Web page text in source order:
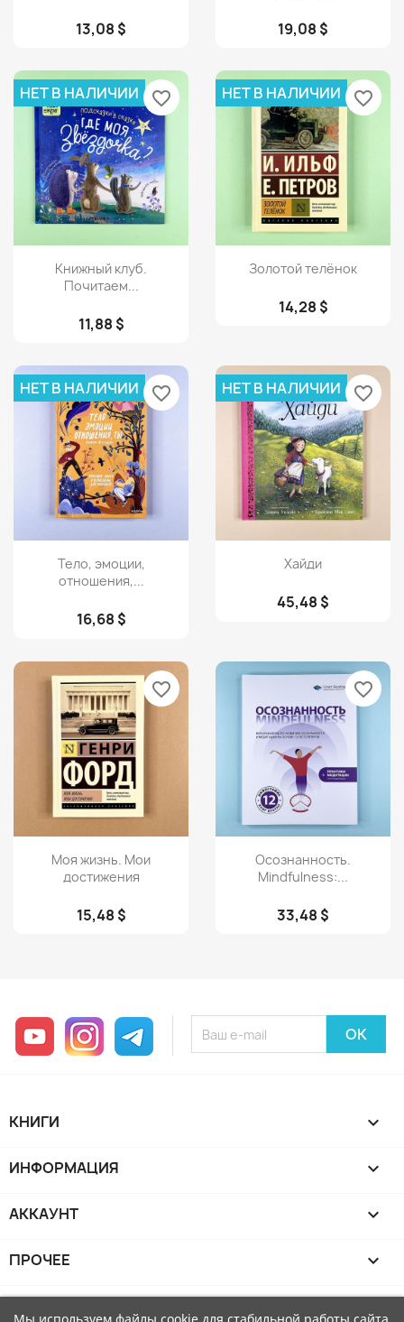
13,08 $ 19,08 $
Просмотр
Книжный клуб.
Почитаем...
11,88 $
НЕТ В НАЛИЧИИ favorite_border
Просмотр
Золотой телёнок
14,28 $
НЕТ В НАЛИЧИИ favorite_border
Просмотр
Тело, эмоции,
отношения,...
16,68 $
НЕТ В НАЛИЧИИ favorite_border
Просмотр
Хайди
45,48 $
НЕТ В НАЛИЧИИ favorite_border
Просмотр
Моя жизнь. Мои
достижения
15,48 $
favorite_border
Просмотр
Осознанность.
Mindfulness:...
33,48 $
favorite_border
YouTube InstagramTelegram
КНИГИ 
ИНФОРМАЦИЯ 
АККАУНТ 
ПРОЧЕЕ 